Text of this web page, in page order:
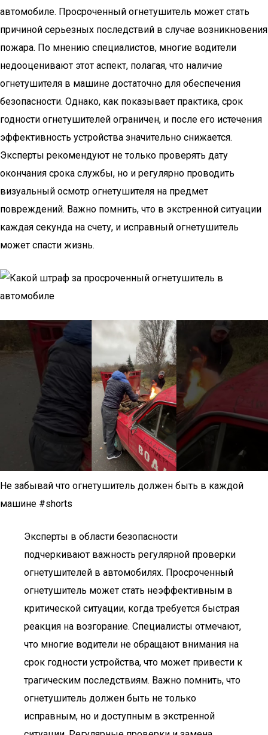
автомобиле. Просроченный огнетушитель может стать
причиной серьезных последствий в случае возникновения
пожара. По мнению специалистов, многие водители
недооценивают этот аспект, полагая, что наличие
огнетушителя в машине достаточно для обеспечения
безопасности. Однако, как показывает практика, срок
годности огнетушителей ограничен, и после его истечения
эффективность устройства значительно снижается.
Эксперты рекомендуют не только проверять дату
окончания срока службы, но и регулярно проводить
визуальный осмотр огнетушителя на предмет
повреждений. Важно помнить, что в экстренной ситуации
каждая секунда на счету, и исправный огнетушитель
может спасти жизнь.
Не забывай что огнетушитель должен быть в каждой
машине #shorts
Эксперты в области безопасности
подчеркивают важность регулярной проверки
огнетушителей в автомобилях. Просроченный
огнетушитель может стать неэффективным в
критической ситуации, когда требуется быстрая
реакция на возгорание. Специалисты отмечают,
что многие водители не обращают внимания на
срок годности устройства, что может привести к
трагическим последствиям. Важно помнить, что
огнетушитель должен быть не только
исправным, но и доступным в экстренной